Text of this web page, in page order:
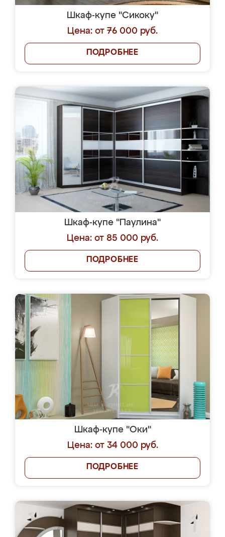
Шкаф-купе "Сикоку"
Цена: от 76 000 руб.
ПОДРОБНЕЕ
Шкаф-купе "Паулина"
Цена: от 85 000 руб.
ПОДРОБНЕЕ
Шкаф-купе "Оки"
Цена: от 34 000 руб.
ПОДРОБНЕЕ